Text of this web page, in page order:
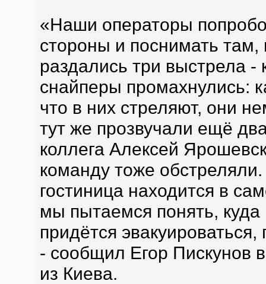
«Наши операторы
стороны и поснимать
раздались три выстрела
снайперы промахнулись:
что в них стреляют, они
тут же прозвучали ещё
коллега Алексей
команду тоже
гостиница находится в
мы пытаемся понять,
придётся
- сообщил Егор Пискунов
из Киева.